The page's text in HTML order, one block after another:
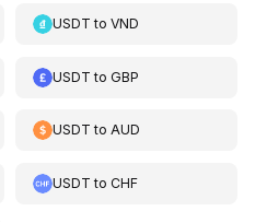
USDT toVND
USDT toGBP
USDT toAUD
USDT toCHF